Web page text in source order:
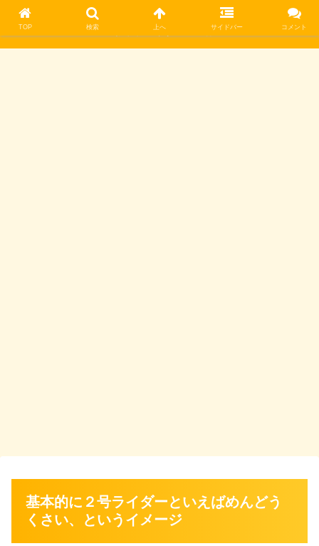
基本的に２号ライダーといえばめんどう
くさい、というイメージ
TOP 検索 上へ サイドバー コメント